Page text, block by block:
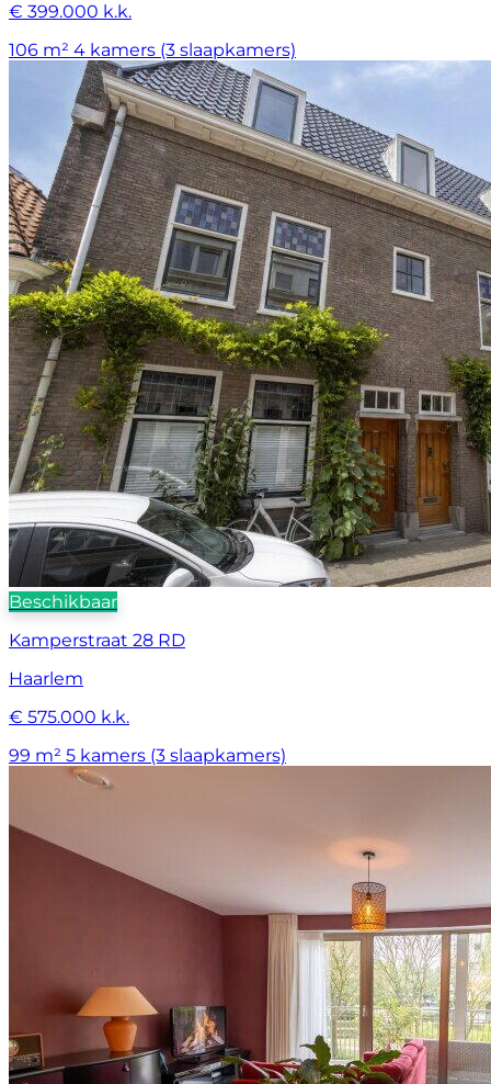
€ 399.000 k.k.
106 m² 4 kamers (3 slaapkamers)
Beschikbaar
Kamperstraat 28 RD
Haarlem
€ 575.000 k.k.
99 m² 5 kamers (3 slaapkamers)